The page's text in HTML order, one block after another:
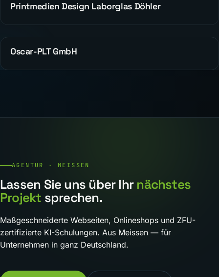
WEBDESIGN
Printmedien Design Laborglas Döhler
REFERENZEN
Oscar-PLT GmbH
AGENTUR · MEISSEN
Lassen Sie uns über Ihr nächstes
Projekt sprechen.
Maßgeschneiderte Webseiten, Onlineshops und ZFU-
zertifizierte KI-Schulungen. Aus Meissen — für
Unternehmen in ganz Deutschland.